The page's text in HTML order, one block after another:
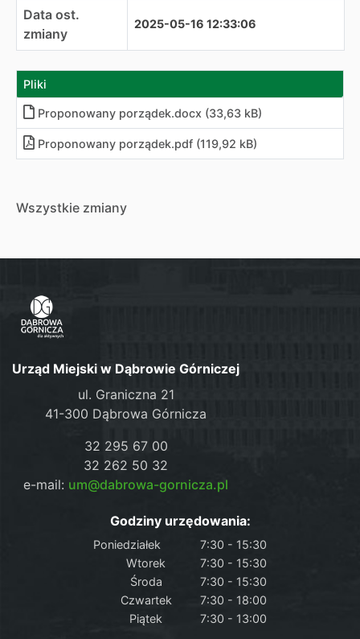
Data ost.
zmiany
2025-05-16 12:33:06
Pliki
Proponowany porządek.docx (33,63 kB)
Proponowany porządek.pdf (119,92 kB)
Wszystkie zmiany
Urząd Miejski w Dąbrowie Górniczej
ul. Graniczna 21
41-300 Dąbrowa Górnicza
32 295 67 00
32 262 50 32
e-mail: um@dabrowa-gornicza.pl
Godziny urzędowania:
Poniedziałek
7:30 - 15:30
Wtorek
7:30 - 15:30
Środa
7:30 - 15:30
Czwartek
7:30 - 18:00
Piątek
7:30 - 13:00